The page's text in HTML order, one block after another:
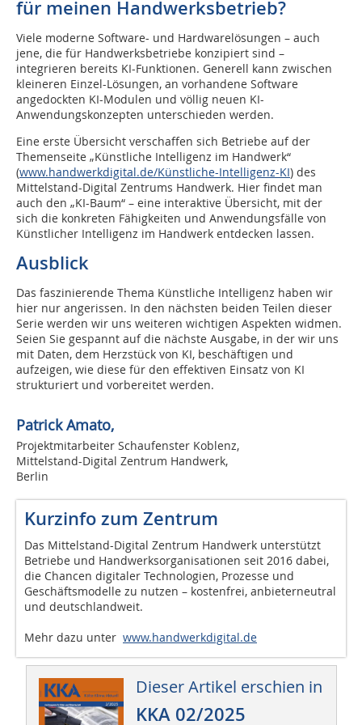
für meinen Handwerksbetrieb?
Viele moderne Software- und Hardwarelösungen – auch
jene, die für Handwerksbetriebe konzipiert sind –
integrieren bereits KI-Funktionen. Generell kann zwischen
kleineren Einzel-Lösungen, an vorhandene Software
angedockten KI-Modulen und völlig neuen KI-
Anwendungskonzepten unterschieden werden.
Eine erste Übersicht verschaffen sich Betriebe auf der
Themenseite „Künstliche Intelligenz im Handwerk“
(www.handwerkdigital.de/Künstliche-Intelligenz-KI) des
Mittelstand-Digital Zentrums Handwerk. Hier findet man
auch den „KI-Baum“ – eine interaktive Übersicht, mit der
sich die konkreten Fähigkeiten und Anwendungsfälle von
Künstlicher Intelligenz im Handwerk entdecken lassen.
Ausblick
Das faszinierende Thema Künstliche Intelligenz haben wir
hier nur angerissen. In den nächsten beiden Teilen dieser
Serie werden wir uns weiteren wichtigen Aspekten widmen.
Seien Sie gespannt auf die nächste Ausgabe, in der wir uns
mit Daten, dem Herzstück von KI, beschäftigen und
aufzeigen, wie diese für den effektiven Einsatz von KI
strukturiert und vorbereitet werden.
Patrick Amato,
Projektmitarbeiter Schaufenster Koblenz,
Mittelstand-Digital Zentrum Handwerk,
Berlin
Kurzinfo zum Zentrum
Das Mittelstand-Digital Zentrum Handwerk unterstützt
Betriebe und Handwerksorganisationen seit 2016 dabei,
die Chancen digitaler Technologien, Prozesse und
Geschäftsmodelle zu nutzen – kostenfrei, anbieterneutral
und deutschlandweit.
Mehr dazu unter www.handwerkdigital.de
Dieser Artikel erschien in
KKA 02/2025